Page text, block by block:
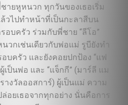
ายหูหนวก ทุกวันของเธอเริ่ม
ล้วไปทำหน้าที่เป็นกะลาสีบน
อบครัว ร่วมกับพี่ชาย “ลีโอ”
วกเช่นเดียวกับพ่อแม่ รูบียังทำ
บครัว และยังคอยปกป้อง “แฟ
เป็นพ่อ และ “แจ็กกี” (มาร์ลี แม
างวัลออสการ์) ผู้เป็นแม่ ความ
อยเธอจากทุกอย่าง นั่นคือการ